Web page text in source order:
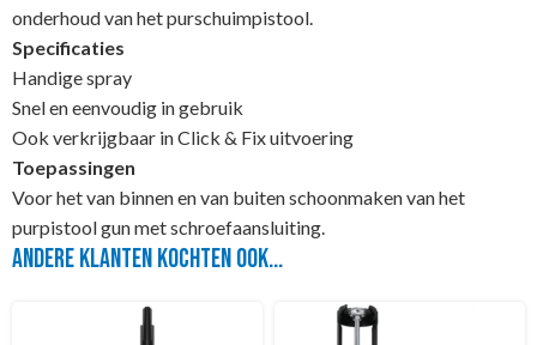
onderhoud van het purschuimpistool.
Specificaties
Handige spray
Snel en eenvoudig in gebruik
Ook verkrijgbaar in Click & Fix uitvoering
Toepassingen
Voor het van binnen en van buiten schoonmaken van het
purpistool gun met schroefaansluiting.
Andere klanten kochten ook...